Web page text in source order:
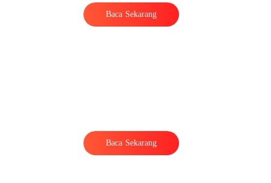
Baca Sekarang
Baca Sekarang